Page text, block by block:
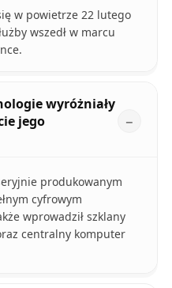
w powietrze 22 lutego
wszedł w marcu
wyróżniały
jego
produkowanym
cyfrowym
wprowadził szklany
centralny komputer